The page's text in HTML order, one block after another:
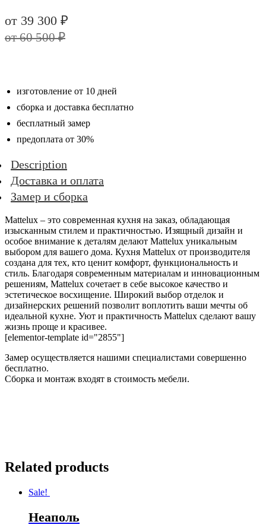
изготовление от 10 дней
сборка и доставка бесплатно
бесплатный замер
предоплата от 30%
от60 500₽
price
was:
60
от 39 300 ₽
Description
Доставка и оплата
Замер и сборка
Mattelux – это современная кухня на заказ, обладающая
изысканным стилем и практичностью. Изящный дизайн и
особое внимание к деталям делают Mattelux уникальным
выбором для вашего дома. Кухня Mattelux от производителя
создана для тех, кто ценит комфорт, функциональность и
стиль. Благодаря современным материалам и инновационным
решениям, Mattelux сочетает в себе высокое качество и
эстетическое восхищение. Широкий выбор отделок и
дизайнерских решений позволит воплотить ваши мечты об
идеальной кухне. Уют и практичность Mattelux сделают вашу
жизнь проще и красивее.
[elementor-template id="2855"]
Замер осуществляется нашими специалистами совершенно
бесплатно.
Сборка и монтаж входят в стоимость мебели.
Related products
Sale!
Неаполь